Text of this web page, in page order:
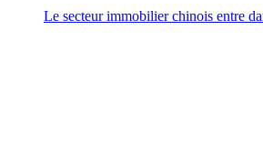
Le secteur immobilier chinois entre